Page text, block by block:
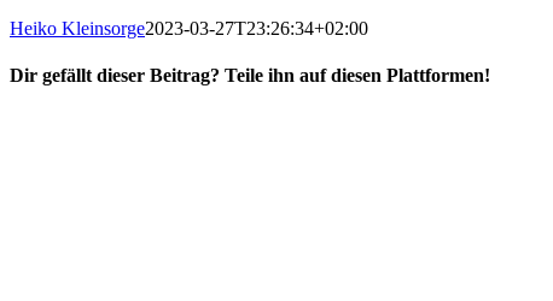
Heiko Kleinsorge2023-03-27T23:26:34+02:00
Dir gefällt dieser Beitrag? Teile ihn auf diesen Plattformen!